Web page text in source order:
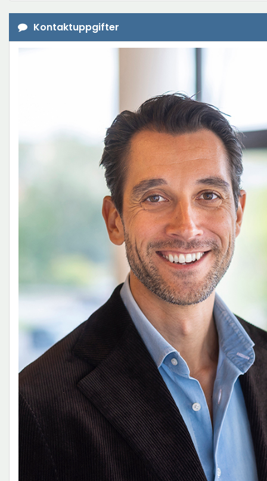
Kontaktuppgifter